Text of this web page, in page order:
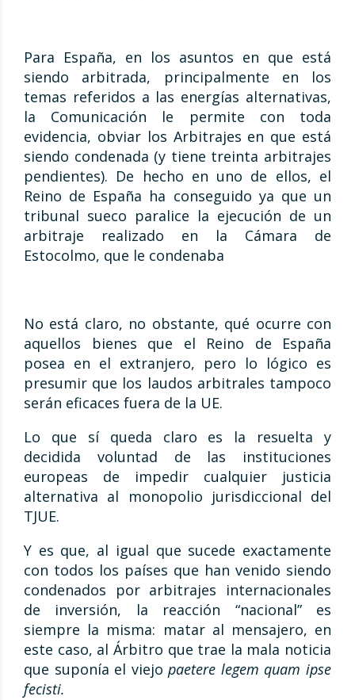
Para España, en los asuntos en que está
siendo arbitrada, principalmente en los
temas referidos a las energías alternativas,
la Comunicación le permite con toda
evidencia, obviar los Arbitrajes en que está
siendo condenada (y tiene treinta arbitrajes
pendientes). De hecho en uno de ellos, el
Reino de España ha conseguido ya que un
tribunal sueco paralice la ejecución de un
arbitraje realizado en la Cámara de
Estocolmo, que le condenaba
No está claro, no obstante, qué ocurre con
aquellos bienes que el Reino de España
posea en el extranjero, pero lo lógico es
presumir que los laudos arbitrales tampoco
serán eficaces fuera de la UE.
Lo que sí queda claro es la resuelta y
decidida voluntad de las instituciones
europeas de impedir cualquier justicia
alternativa al monopolio jurisdiccional del
TJUE.
Y es que, al igual que sucede exactamente
con todos los países que han venido siendo
condenados por arbitrajes internacionales
de inversión, la reacción “nacional” es
siempre la misma: matar al mensajero, en
este caso, al Árbitro que trae la mala noticia
que suponía el viejopaetere legem quam ipse
fecisti.